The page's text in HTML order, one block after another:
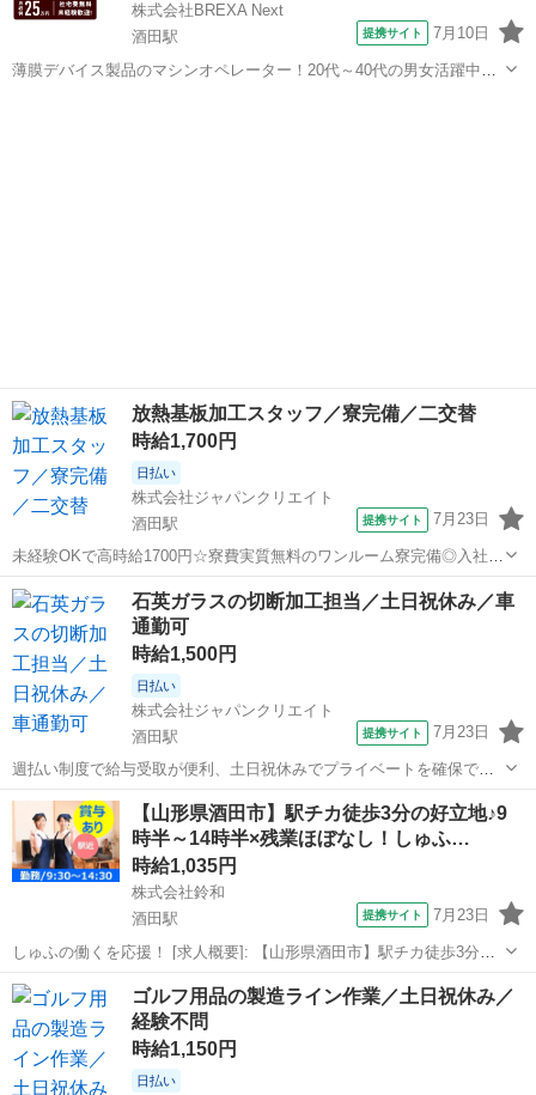
株式会社BREXA Next
酒田駅
提携サイト 7月10日
薄膜デバイス製品のマシンオペレーター！20代～40代の男女活躍中
放熱基板加工スタッフ／寮完備／二交替
時給1,700円
日払い
株式会社ジャパンクリエイト
酒田駅
提携サイト 7月23日
未経験OKで高時給1700円☆寮費実質無料のワンルーム寮完備◎入社前
の工場見学もできます！ ＼株式会社ジャパンクリエイトの強み／ 【製
造・物流に特化した圧倒的な専門性】 ジャパンクリエイトは、製造・
物流分野に特化した派遣...
山形 酒田駅 工場
石英ガラスの切断加工担当／土日祝休み／車
通勤可
時給1,500円
日払い
株式会社ジャパンクリエイト
酒田駅
提携サイト 7月23日
週払い制度で給与受取が便利、土日祝休みでプライベートを確保でき
る職場です／20代・30代・40代・50代在籍中 ＼株式会社ジャパンクリ
エイトの強み／ 【製造・物流に特化した圧倒的な専門性】 ジャパンク
リエイトは、製造・物...
山形 酒田駅 工場
【山形県酒田市】駅チカ徒歩3分の好立地♪9
時半～14時半×残業ほぼなし！しゅふ…
時給1,035円
株式会社鈴和
酒田駅
提携サイト 7月23日
しゅふの働くを応援！ [求人概要]: 【山形県酒田市】駅チカ徒歩3分の
好立地♪9時半～14時半×残業ほぼなし！しゅふさんにもオススメの簡
単客室清掃（ベッドメイク）です！ [職種名]: ホテル客室のベッドメイ
クスタッフ ...
山形 清掃
ゴルフ用品の製造ライン作業／土日祝休み／
経験不問
時給1,150円
日払い